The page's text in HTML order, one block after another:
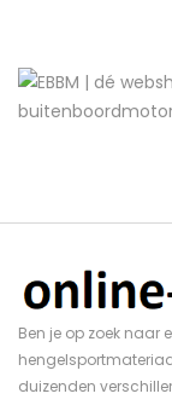
Ben je op zoek
duizenden